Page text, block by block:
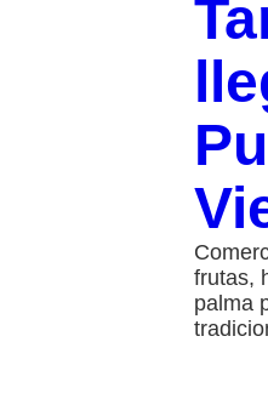
frutas,
palma